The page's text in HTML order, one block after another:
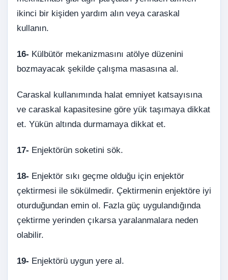
ikinci bir kişiden yardım alın veya caraskal
kullanın.
16- Külbütör mekanizmasını atölye düzenini
bozmayacak şekilde çalışma masasına al.
Caraskal kullanımında halat emniyet katsayısına
ve caraskal kapasitesine göre yük taşımaya dikkat
et. Yükün altında durmamaya dikkat et.
17- Enjektörün soketini sök.
18- Enjektör sıkı geçme olduğu için enjektör
çektirmesi ile sökülmedir. Çektirmenin enjektöre iyi
oturduğundan emin ol. Fazla güç uygulandığında
çektirme yerinden çıkarsa yaralanmalara neden
olabilir.
19- Enjektörü uygun yere al.